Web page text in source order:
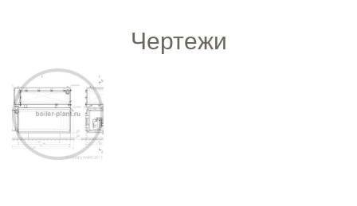
Чертежи